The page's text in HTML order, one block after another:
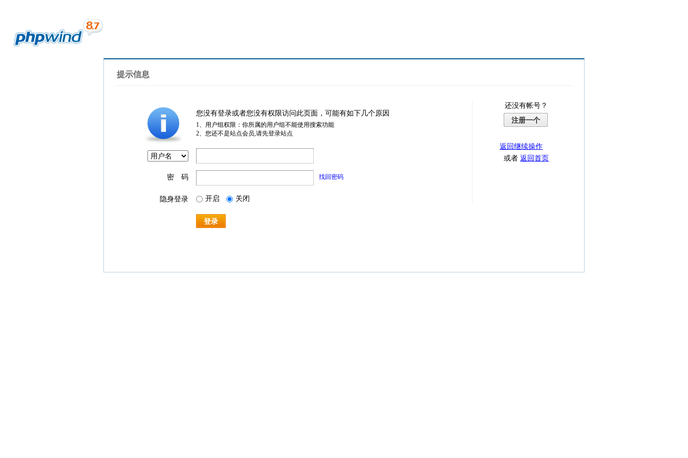
提示信息
您没有登录或者您没有权限访问此页面，可能有如下几个原因
1、用户组权限：你所属的用户组不能使用搜索功能
2、您还不是站点会员,请先登录站点
密 码 找回密码
隐身登录 开启 关闭
登录
还没有帐号？
注册一个
返回继续操作
或者返回首页